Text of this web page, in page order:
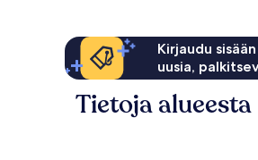
Kirjaudu
uusia,
Tietoja alueesta